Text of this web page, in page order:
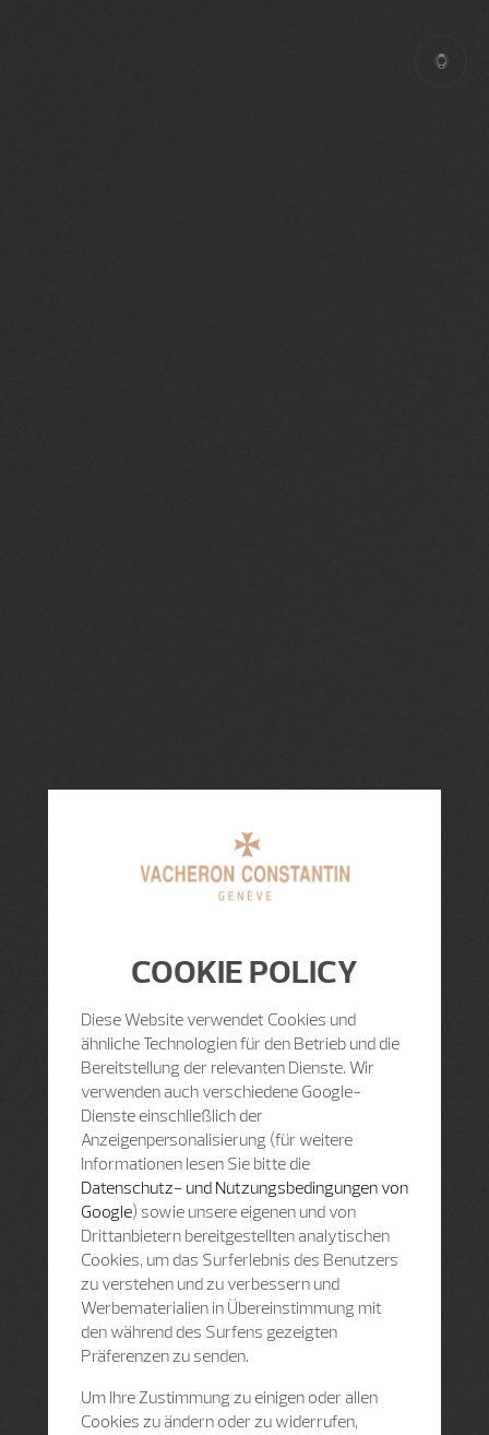
COOKIE POLICY
Diese Website verwendet Cookies und
ähnliche Technologien für den Betrieb und die
Bereitstellung der relevanten Dienste. Wir
verwenden auch verschiedene Google-
Dienste einschließlich der
Anzeigenpersonalisierung (für weitere
Informationen lesen Sie bitte die
Datenschutz- und Nutzungsbedingungen von
Google) sowie unsere eigenen und von
Drittanbietern bereitgestellten analytischen
Cookies, um das Surferlebnis des Benutzers
zu verstehen und zu verbessern und
Werbematerialien in Übereinstimmung mit
den während des Surfens gezeigten
Präferenzen zu senden.
Um Ihre Zustimmung zu einigen oder allen
Cookies zu ändern oder zu widerrufen,